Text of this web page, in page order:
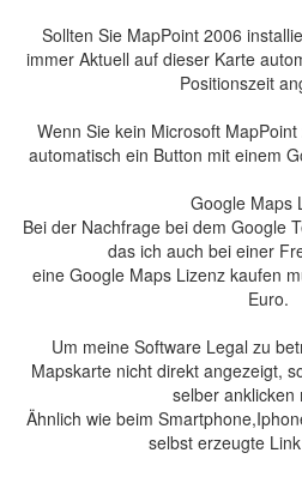
Sollten Sie MapPoint 2006
immer Aktuell auf dieser Karte
Positionszeit
Wenn Sie kein Microsoft
automatisch ein Button mit einem
Google Maps
Bei der Nachfrage bei dem Google
das ich auch bei einer
eine Google Maps Lizenz kaufen
Euro.
Um meine Software Legal zu
Mapskarte nicht direkt angezeigt,
selber anklicken
Ähnlich wie beim
selbst erzeugte